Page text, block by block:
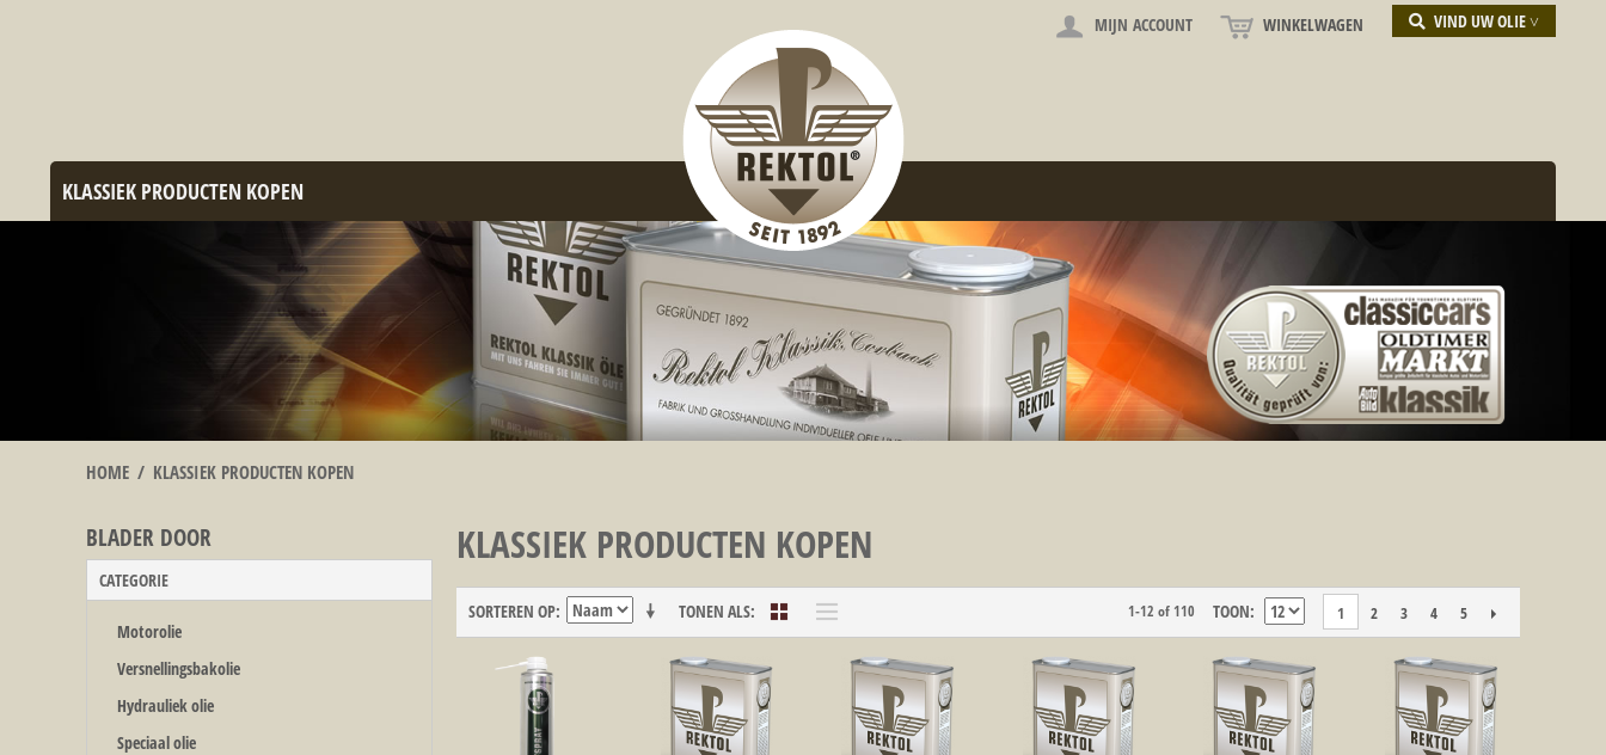
MIJN ACCOUNT WINKELWAGEN VIND UW OLIE ˅
KLASSIEK PRODUCTEN KOPEN
HOME / KLASSIEK PRODUCTEN KOPEN
BLADER DOOR
CATEGORIE
Motorolie
Versnellingsbakolie
Hydrauliek olie
Speciaal olie
KLASSIEK PRODUCTEN KOPEN
TONEN ALS
SORTEREN OP 1-12 of 110 TOON 1 2 3 4 5